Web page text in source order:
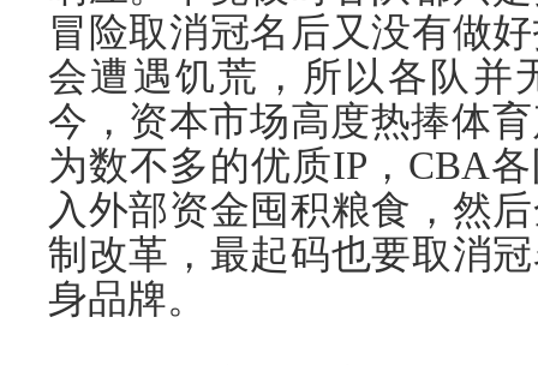
冒险取消冠名后又没有做
会遭遇饥荒，所以各队并
今，资本市场高度热捧体
为数不多的优质IP，CBA
入外部资金囤积粮食，然
制改革，最起码也要取消
身品牌。